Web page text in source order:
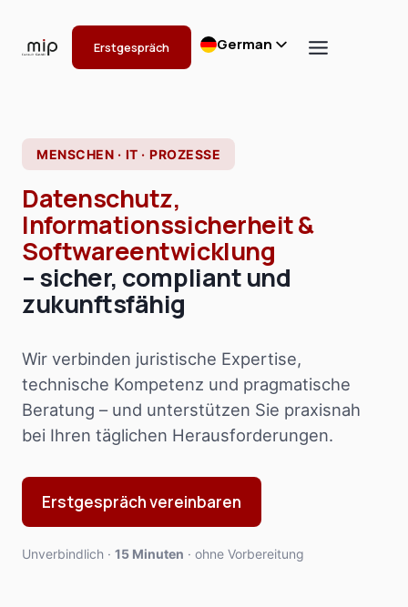
Inhalt
Erstgespräch
German
Chinese
MENSCHEN · IT · PROZESSE
Datenschutz,
Informationssicherheit &
Softwareentwicklung
– sicher, compliant und
zukunftsfähig
Wir verbinden juristische Expertise,
technische Kompetenz und pragmatische
Beratung – und unterstützen Sie praxisnah
bei Ihren täglichen Herausforderungen.
Erstgespräch vereinbaren
Unverbindlich · 15 Minuten · ohne Vorbereitung